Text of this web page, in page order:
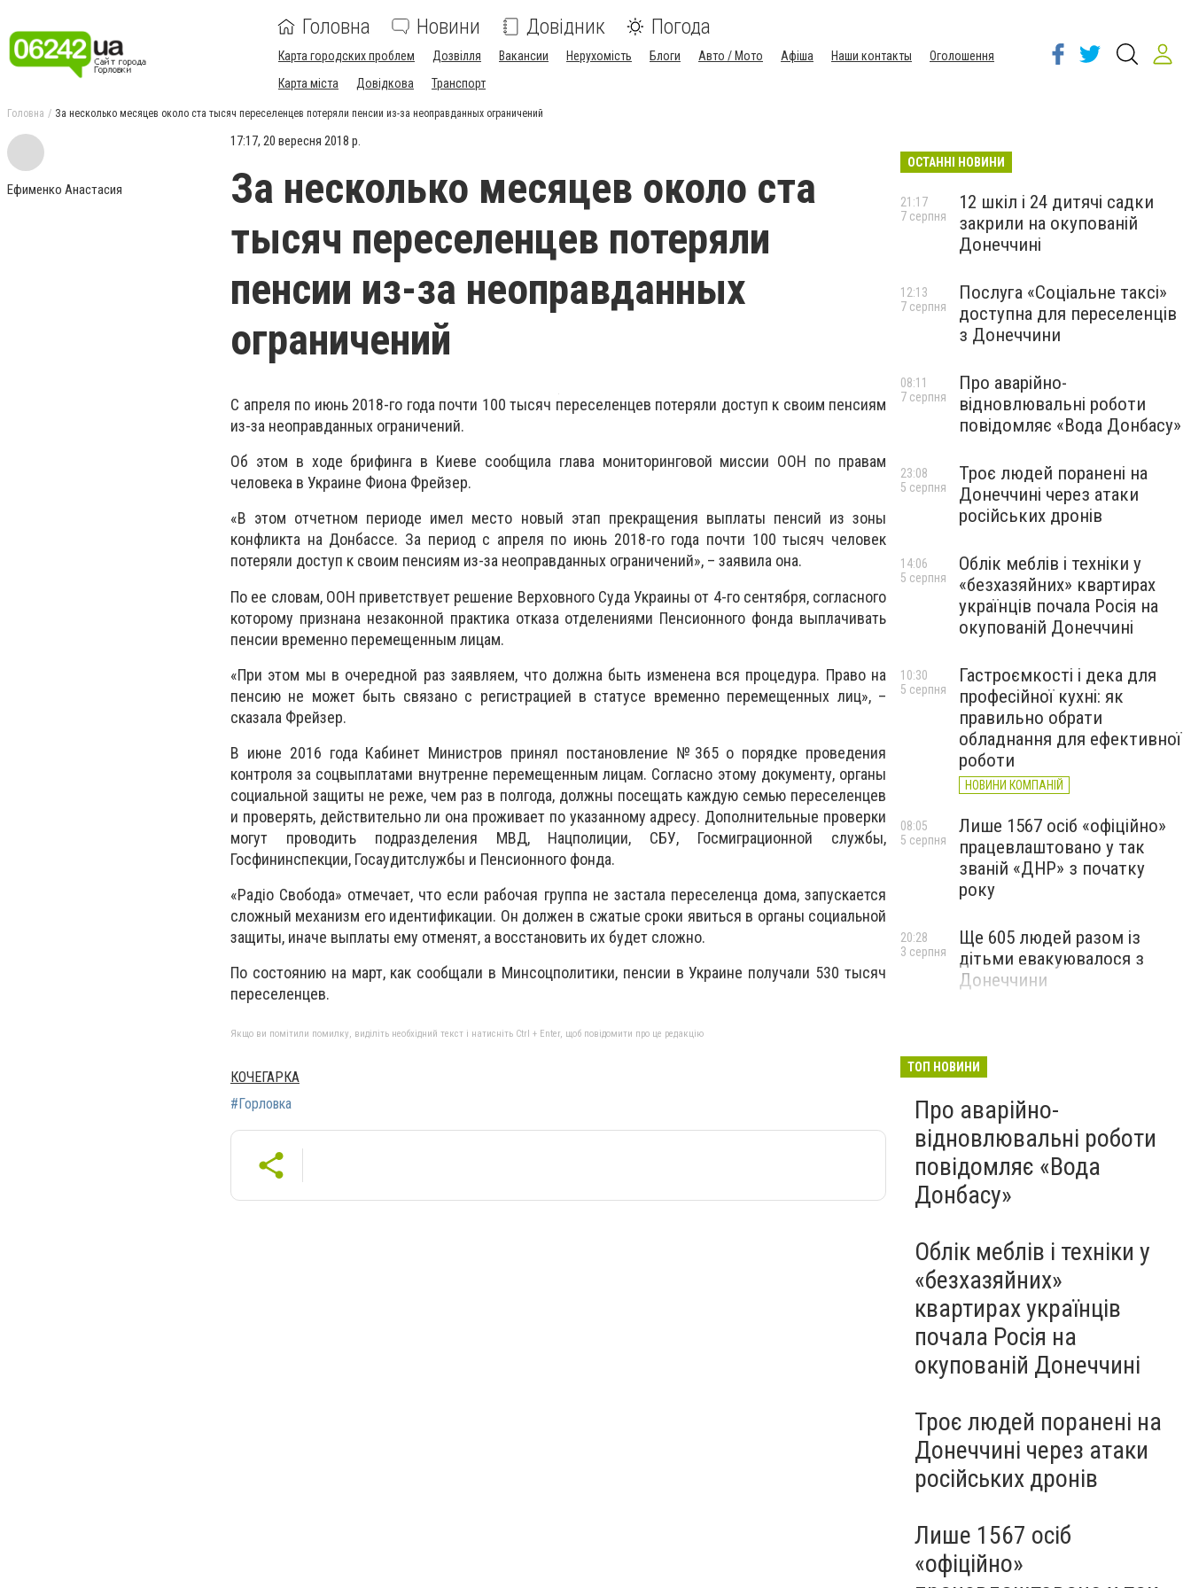
Головна Новини Довідник Погода
Карта городских проблем Дозвілля Вакансии Нерухомість Блоги Авто / Мото Афіша Наши контакты
Оголошення
Карта міста
Довідкова Транспорт
Головна За несколько месяцев около ста тысяч переселенцев потеряли пенсии из-за неоправданных ограничений
Ефименко Анастасия
17:17, 20 вересня 2018 р.
За несколько месяцев около ста
тысяч переселенцев потеряли
пенсии из-за неоправданных
ограничений
С апреля по июнь 2018-го года почти 100 тысяч переселенцев потеряли доступ к своим пенсиям
из-за неоправданных ограничений.
Об этом в ходе брифинга в Киеве сообщила глава мониторинговой миссии ООН по правам
человека в Украине Фиона Фрейзер.
«В этом отчетном периоде имел место новый этап прекращения выплаты пенсий из зоны
конфликта на Донбассе. За период с апреля по июнь 2018-го года почти 100 тысяч человек
потеряли доступ к своим пенсиям из-за неоправданных ограничений», – заявила она.
По ее словам, ООН приветствует решение Верховного Суда Украины от 4-го сентября, согласного
которому признана незаконной практика отказа отделениями Пенсионного фонда выплачивать
пенсии временно перемещенным лицам.
«При этом мы в очередной раз заявляем, что должна быть изменена вся процедура. Право на
пенсию не может быть связано с регистрацией в статусе временно перемещенных лиц», –
сказала Фрейзер.
В июне 2016 года Кабинет Министров принял постановление №365 о порядке проведения
контроля за соцвыплатами внутренне перемещенным лицам. Согласно этому документу, органы
социальной защиты не реже, чем раз в полгода, должны посещать каждую семью переселенцев
и проверять, действительно ли она проживает по указанному адресу. Дополнительные проверки
могут проводить подразделения МВД, Нацполиции, СБУ, Госмиграционной службы,
Госфининспекции, Госаудитслужбы и Пенсионного фонда.
«Радіо Свобода» отмечает, что если рабочая группа не застала переселенца дома, запускается
сложный механизм его идентификации. Он должен в сжатые сроки явиться в органы социальной
защиты, иначе выплаты ему отменят, а восстановить их будет сложно.
По состоянию на март, как сообщали в Минсоцполитики, пенсии в Украине получали 530 тысяч
переселенцев.
Якщо ви помітили помилку, виділіть необхідний текст і натисніть Ctrl + Enter, щоб повідомити про це редакцію
КОЧЕГАРКА
#Горловка
ОСТАННІ НОВИНИ
12 шкіл і 24 дитячі садки
закрили на окупованій
Донеччині
21:17
7 серпня
Послуга «Соціальне таксі»
доступна для переселенців
з Донеччини
12:13
7 серпня
Про аварійно-
відновлювальні роботи
повідомляє «Вода Донбасу»
08:11
7 серпня
Троє людей поранені на
Донеччині через атаки
російських дронів
23:08
5 серпня
Облік меблів і техніки у
«безхазяйних» квартирах
українців почала Росія на
окупованій Донеччині
14:06
5 серпня
Гастроємкості і дека для
професійної кухні: як
правильно обрати
обладнання для ефективної
роботи
НОВИНИ КОМПАНІЙ
10:30
5 серпня
Лише 1567 осіб «офіційно»
працевлаштовано у так
званій «ДНР» з початку
року
08:05
5 серпня
Ще 605 людей разом із
дітьми евакуювалося з
Донеччини
20:28
3 серпня
ТОП НОВИНИ
Про аварійно-
відновлювальні роботи
повідомляє «Вода
Донбасу»
Облік меблів і техніки у
«безхазяйних»
квартирах українців
почала Росія на
окупованій Донеччині
Троє людей поранені на
Донеччині через атаки
російських дронів
Лише 1567 осіб
«офіційно»